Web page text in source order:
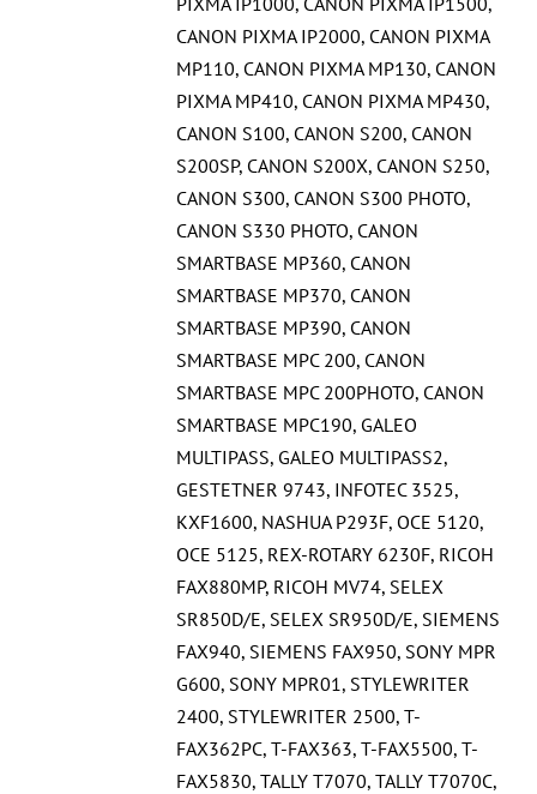
CANON PIXMA IP2000, CANON PIXMA
MP110, CANON PIXMA MP130, CANON
PIXMA MP410, CANON PIXMA MP430,
CANON S100, CANON S200, CANON
S200SP, CANON S200X, CANON S250,
CANON S300, CANON S300 PHOTO,
CANON S330 PHOTO, CANON
SMARTBASE MP360, CANON
SMARTBASE MP370, CANON
SMARTBASE MP390, CANON
SMARTBASE MPC 200, CANON
SMARTBASE MPC 200PHOTO, CANON
SMARTBASE MPC190, GALEO
MULTIPASS, GALEO MULTIPASS2,
GESTETNER 9743, INFOTEC 3525,
KXF1600, NASHUA P293F, OCE 5120,
OCE 5125, REX-ROTARY 6230F, RICOH
FAX880MP, RICOH MV74, SELEX
SR850D/E, SELEX SR950D/E, SIEMENS
FAX940, SIEMENS FAX950, SONY MPR
G600, SONY MPR01 , STYLEWRITER
2400, STYLEWRITER 2500, T-
FAX362PC, T-FAX363, T-FAX5500, T-
FAX5830, TALLY T7070, TALLY T7070C,